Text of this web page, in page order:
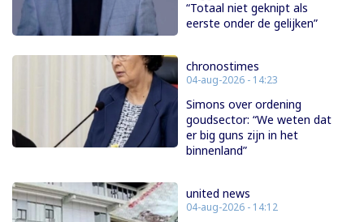
“Totaal niet geknipt als
eerste onder de gelijken”
chronostimes
04-aug-2026 - 14:23
Simons over ordening
goudsector: “We weten dat
er big guns zijn in het
binnenland”
united news
04-aug-2026 - 14:12